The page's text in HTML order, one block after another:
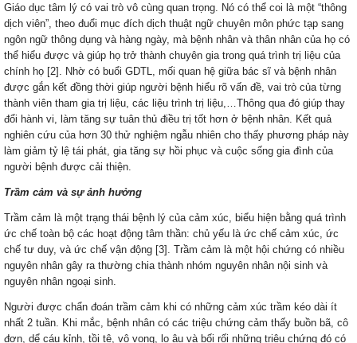
Giáo dục tâm lý có vai trò vô cùng quan trọng. Nó có thể coi là một “thông
dịch viên”, theo đuổi mục đích dịch thuật ngữ chuyên môn phức tạp sang
ngôn ngữ thông dụng và hàng ngày, mà bệnh nhân và thân nhân của họ có
thể hiểu được và giúp họ trở thành chuyên gia trong quá trình trị liệu của
chính họ [2]. Nhờ có buổi GDTL, mối quan hệ giữa bác sĩ và bệnh nhân
được gắn kết đồng thời giúp người bệnh hiểu rõ vấn đề, vai trò của từng
thành viên tham gia trị liệu, các liệu trình trị liệu,…Thông qua đó giúp thay
đổi hành vi, làm tăng sự tuân thủ điều trị tốt hơn ở bệnh nhân. Kết quả
nghiên cứu của hơn 30 thử nghiệm ngẫu nhiên cho thấy phương pháp này
làm giảm tỷ lệ tái phát, gia tăng sự hồi phục và cuộc sống gia đình của
người bệnh được cải thiện.
Trầm cảm và sự ảnh hưởng
Trầm cảm là một trạng thái bệnh lý của cảm xúc, biểu hiện bằng quá trình
ức chế toàn bộ các hoạt động tâm thần: chủ yếu là ức chế cảm xúc, ức
chế tư duy, và ức chế vận động [3]. Trầm cảm là một hội chứng có nhiều
nguyên nhân gây ra thường chia thành nhóm nguyên nhân nội sinh và
nguyên nhân ngoại sinh.
Người được chẩn đoán trầm cảm khi có những cảm xúc trầm kéo dài ít
nhất 2 tuần. Khi mắc, bệnh nhân có các triệu chứng cảm thấy buồn bã, cô
đơn, dể cáu kỉnh, tồi tệ, vô vọng, lo âu và bối rối những triệu chứng đó có